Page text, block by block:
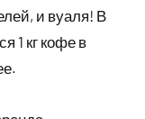
и вуаля! В
1 кг кофе в